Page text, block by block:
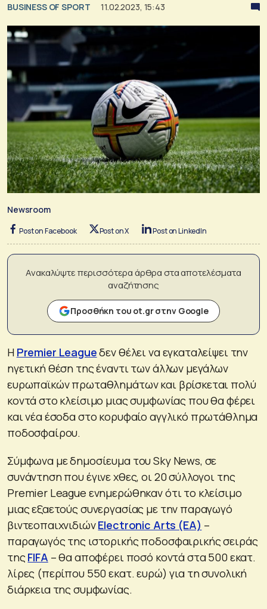
BUSINESS OF SPORT 11.02.2023, 15:43
Newsroom
Post on Facebook Post on X Post on LinkedIn
Ανακαλύψτε περισσότερα άρθρα στα αποτελέσματα
αναζήτησης
Προσθήκη του ot.gr στην Google
Η Premier Leagueδεν θέλει να εγκαταλείψει την
ηγετική θέση της έναντι των άλλων μεγάλων
ευρωπαϊκών πρωταθλημάτων και βρίσκεται πολύ
κοντά στο κλείσιμο μιας συμφωνίας που θα φέρει
και νέα έσοδα στο κορυφαίο αγγλικό πρωτάθλημα
ποδοσφαίρου.
Σύμφωνα με δημοσίευμα του Sky News, σε
συνάντηση που έγινε χθες, οι 20 σύλλογοι της
Premier League ενημερώθηκαν ότι το κλείσιμο
μιας εξαετούς συνεργασίας με την παραγωγό
βιντεοπαιχνιδιώνElectronic Arts (EA) –
παραγωγός της ιστορικής ποδοσφαιρικής σειράς
τηςFIFA – θα αποφέρει ποσό κοντά στα 500 εκατ.
λίρες (περίπου 550 εκατ. ευρώ) για τη συνολική
διάρκεια της συμφωνίας.